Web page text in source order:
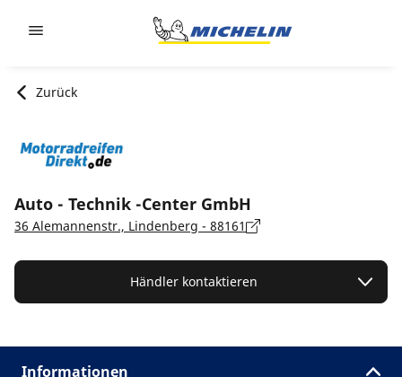
Zurück
Auto - Technik -Center GmbH
36 Alemannenstr., Lindenberg - 88161
Händler kontaktieren
Informationen